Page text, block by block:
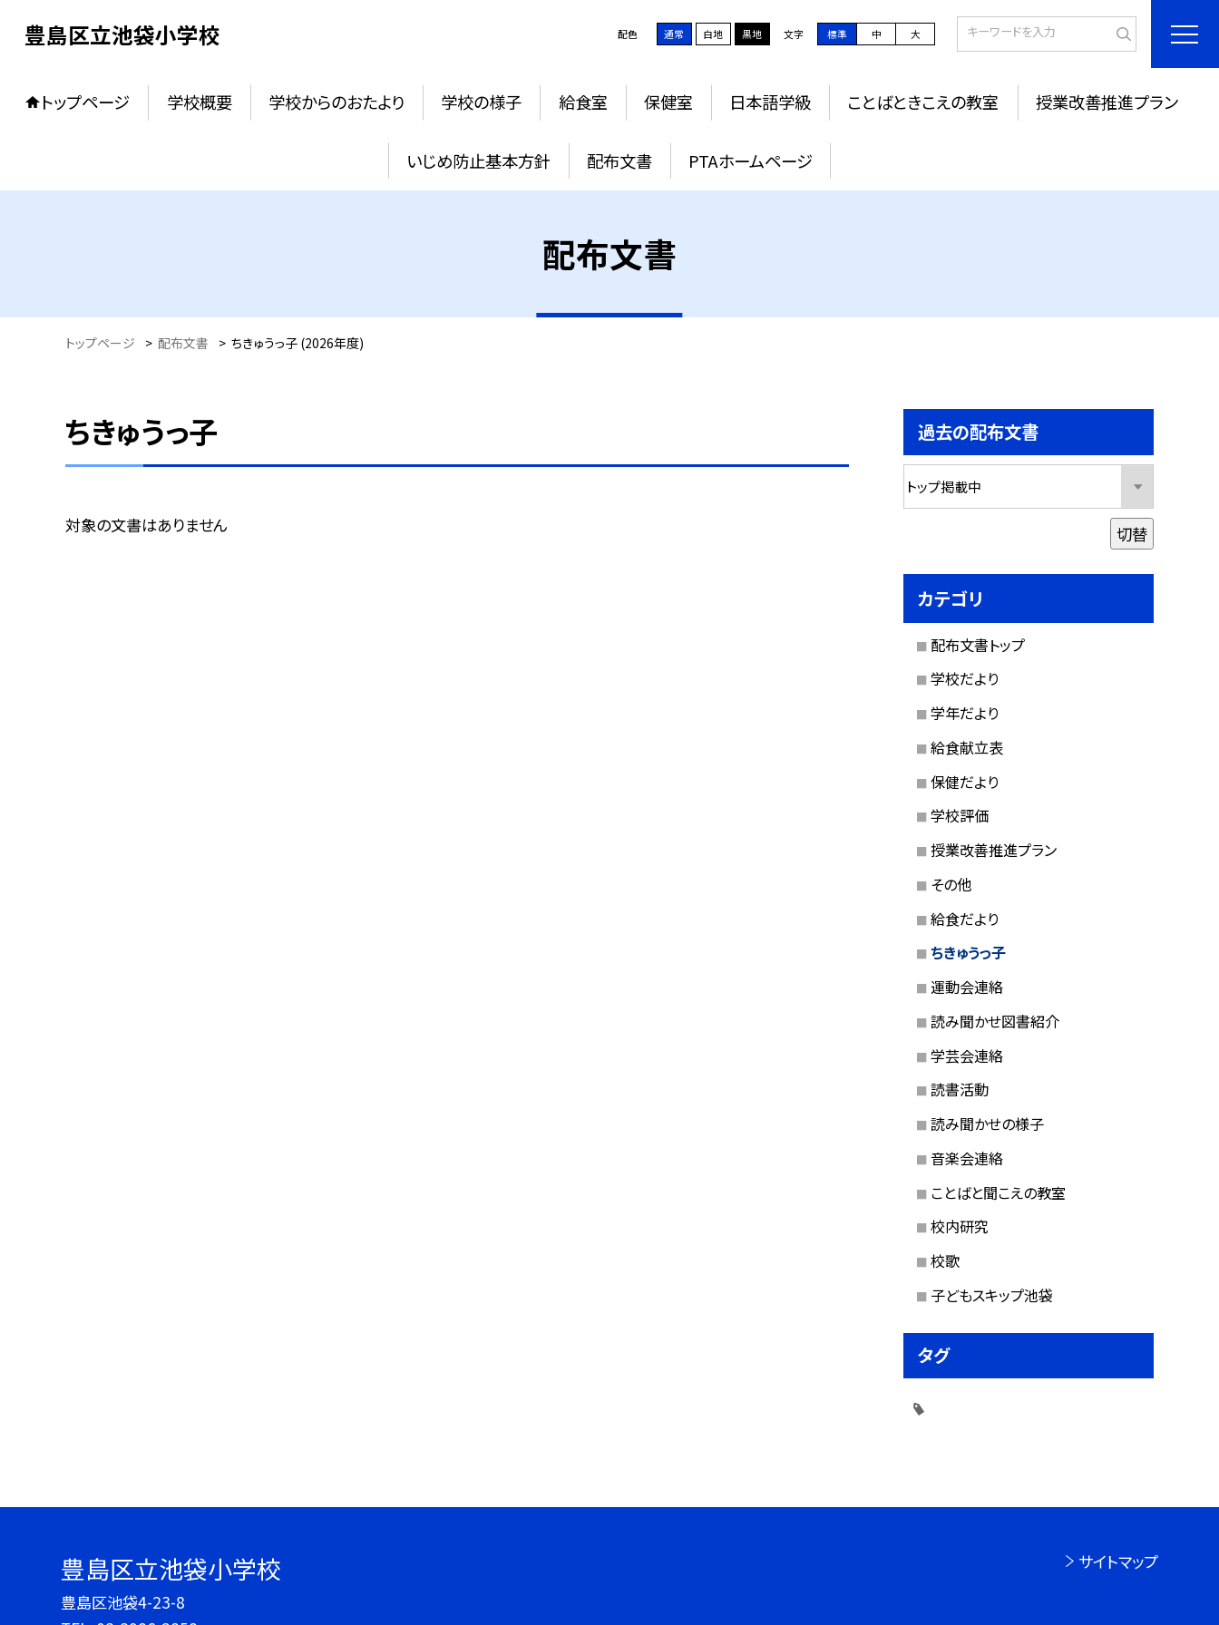
豊島区立池袋小学校 配色 通常 白地 黒地 文字 標準 中 大
トップページ 学校概要 学校からのおたより 学校の様子 給食室 保健室 日本語学級 ことばときこえの教室 授業改善推進プラン
いじめ防止基本方針 配布文書 PTAホームページ
配布文書
トップページ > 配布文書 > ちきゅうっ子 (2026年度)
ちきゅうっ子
対象の文書はありません
過去の配布文書
切替
カテゴリ
配布文書トップ
学校だより
学年だより
給食献立表
保健だより
学校評価
授業改善推進プラン
その他
給食だより
ちきゅうっ子
運動会連絡
読み聞かせ図書紹介
学芸会連絡
読書活動
読み聞かせの様子
音楽会連絡
ことばと聞こえの教室
校内研究
校歌
子どもスキップ池袋
タグ
豊島区立池袋小学校
豊島区池袋4-23-8
サイトマップ